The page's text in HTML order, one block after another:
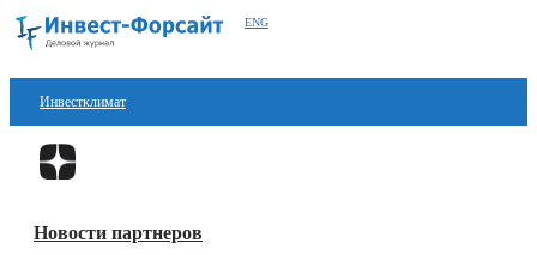
ENG
Инвестклимат
Финансы
Блокчейн
Новости партнеров